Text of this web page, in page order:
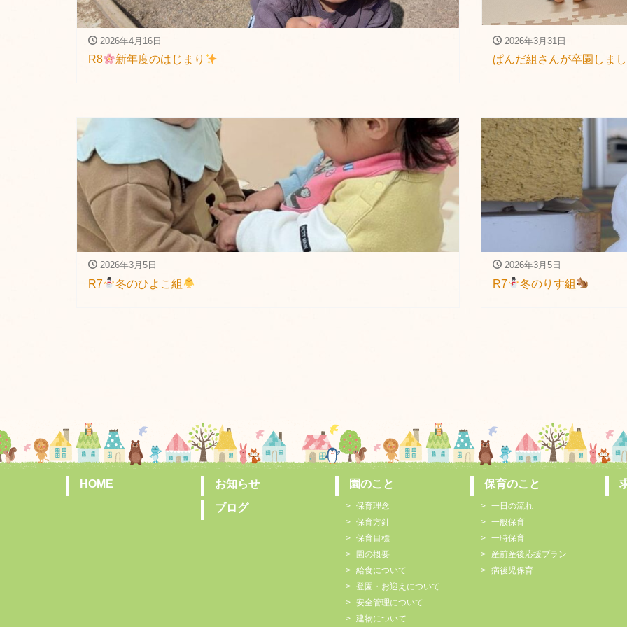
2026年4月16日
R8 新年度のはじまり
2026年3月31日
ぱんだ組さんが卒園しま
2026年3月5日
R7 冬のひよこ組
2026年3月5日
R7 冬のりす組
HOME
お知らせ
ブログ
園のこと
保育理念
保育方針
保育目標
園の概要
給食について
登園・お迎えについて
安全管理について
建物について
保育のこと
一日の流れ
一般保育
一時保育
産前産後応援プラン
病後児保育